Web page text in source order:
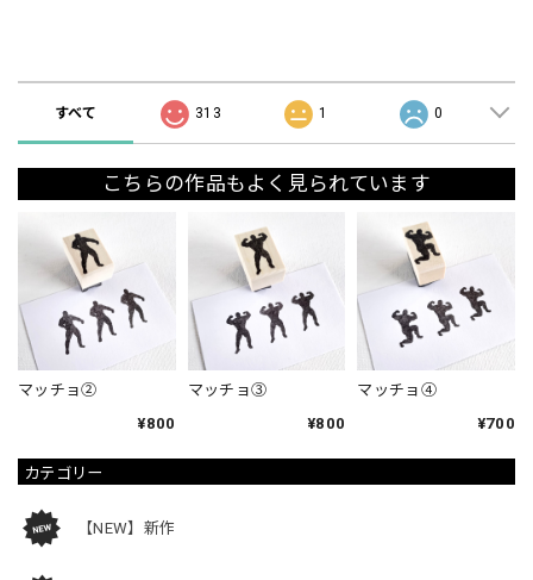
カテゴリー
【NEW】新作
すべて 313 1 0
こちらの作品もよく見られています
マッチョ②
¥800
マッチョ③
¥800
マッチョ④
¥700